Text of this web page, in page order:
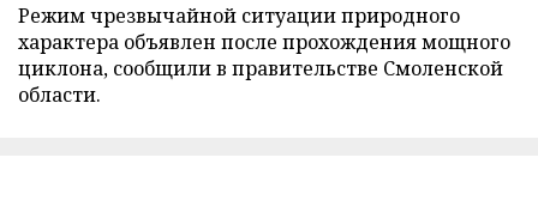
Режим чрезвычайной ситуации природного
характера объявлен после прохождения мощного
циклона, сообщили в правительстве Смоленской
области.